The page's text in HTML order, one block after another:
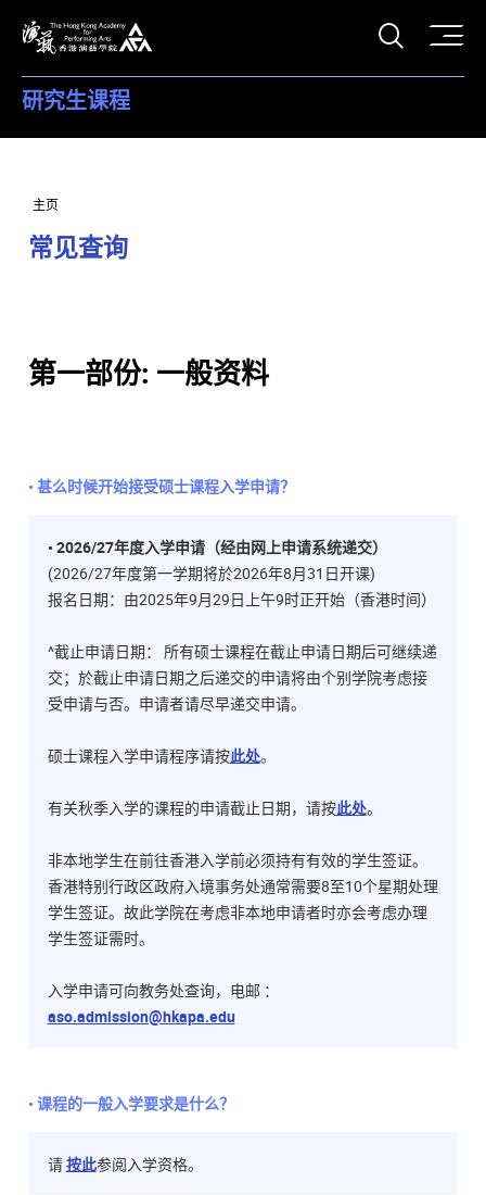
打开
研究生课程
主页
常见查询
第一部份: 一般资料
• 甚么时候开始接受硕士课程入学申请？
• 2026/27年度入学申请（经由网上申请系统递交）
(2026/27年度第一学期将於2026年8月31日开课)
报名日期：由2025年9月29日上午9时正开始（香港时间）
​^截止申请日期： 所有硕士课程在截止申请日期后可继续递
交；於截止申请日期之后递交的申请将由个别学院考虑接
受申请与否。申请者请尽早递交申请。
硕士课程入学申请程序请按此处。
有关秋季入学的课程的申请截止日期，请按此处。
非本地学生在前往香港入学前必须持有有效的学生签证。
香港特别行政区政府入境事务处通常需要8至10个星期处理
学生签证。故此学院在考虑非本地申请者时亦会考虑办理
学生签证需时。
入学申请可向教务处查询，电邮 ：
aso.admission@hkapa.edu
• 课程的一般入学要求是什么？
请按此参阅入学资格。